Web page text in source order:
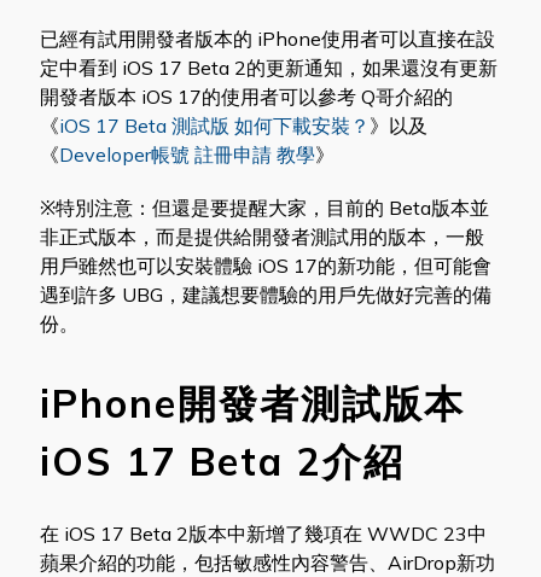
已經有試用開發者版本的 iPhone使用者可以直接在設
定中看到 iOS 17 Beta 2的更新通知，如果還沒有更新
開發者版本 iOS 17的使用者可以參考 Q哥介紹的
《iOS 17 Beta 測試版 如何下載安裝？ 》以及
《Developer帳號 註冊申請 教學》
※特別注意：但還是要提醒大家，目前的 Beta版本並
非正式版本，而是提供給開發者測試用的版本，一般
用戶雖然也可以安裝體驗 iOS 17的新功能，但可能會
遇到許多 UBG，建議想要體驗的用戶先做好完善的備
份。
iPhone開發者測試版本
iOS 17 Beta 2介紹
在 iOS 17 Beta 2版本中新增了幾項在 WWDC 23中
蘋果介紹的功能，包括敏感性內容警告、AirDrop新功